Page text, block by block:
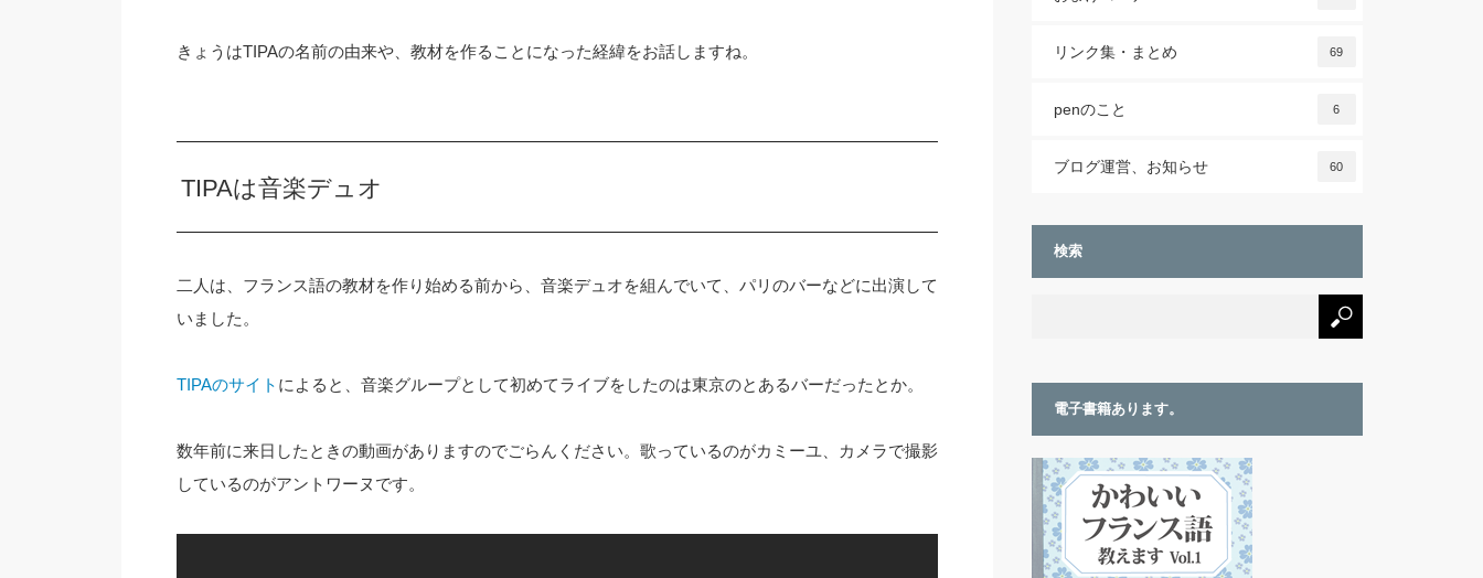
きょうはTIPAの名前の由来や、教材を作ることになった経緯をお話しますね。
TIPAは音楽デュオ
二人は、フランス語の教材を作り始める前から、音楽デュオを組んでいて、パリのバーなどに出演して
いました。
TIPAのサイト によると、音楽グループとして初めてライブをしたのは東京のとあるバーだったとか。
数年前に来日したときの動画がありますのでごらんください。歌っているのがカミーユ、カメラで撮影
しているのがアントワーヌです。
リンク集・まとめ 69
penのこと 6
ブログ運営、お知らせ 60
検索
電子書籍あります。